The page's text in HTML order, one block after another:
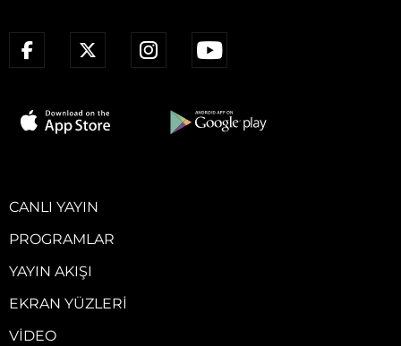
CANLI YAYIN
PROGRAMLAR
YAYIN AKIŞI
EKRAN YÜZLERI
VIDEO